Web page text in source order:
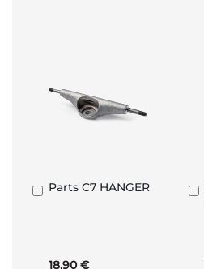
Parts C7 HANGER
18,90 €
Aggiungi